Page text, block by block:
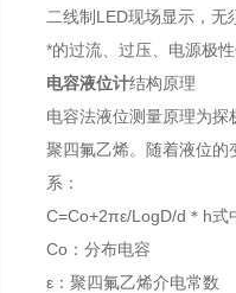
二线制LED现场显示，
*的过流、过压、电源极
电容液位计结构原理
电容法液位测量原理为
聚四氟乙烯。随着液位
系：
C=Co+2πε/LogD/d＊h
Co：分布电容
ε：聚四氟乙烯介电常数